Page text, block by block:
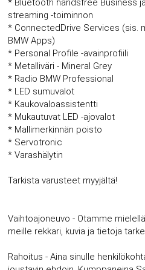
* Bluetooth handsfree Business
streaming -toiminnon
* ConnectedDrive Services (sis.
BMW Apps)
* Personal Profile -avainprofiili
* Metalliväri - Mineral Grey
* Radio BMW Professional
* LED sumuvalot
* Kaukovaloassistentti
* Mukautuvat LED -ajovalot
* Mallimerkinnän poisto
* Servotronic
* Varashälytin
Tarkista varusteet myyjältä!
Vaihtoajoneuvo - Otamme
meille rekkari, kuvia ja tietoja
Rahoitus - Aina sinulle